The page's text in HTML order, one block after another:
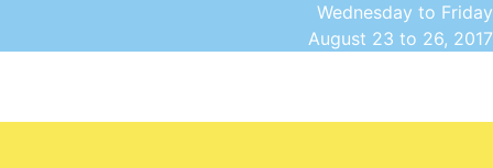
Wednesday to Friday
August 23 to 26, 2017